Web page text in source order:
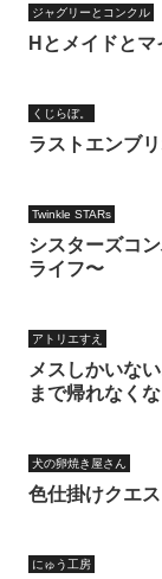
ジャグリーとコンクル
Hとメイドとマ
くじらぼ。
ラストエンブ
Twinkle STARs
シスターズコ
ライフ〜
アトリエすえ
メスしかいな
まで帰れなく
犬の卵焼き屋さん
色仕掛けクエ
にゅう工房